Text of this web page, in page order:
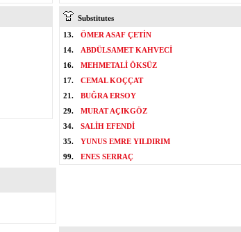
Substitutes
13.
ÖMER ASAF ÇETİN
14.
ABDÜLSAMET KAHVECİ
16.
MEHMETALİ ÖKSÜZ
17.
CEMAL KOÇÇAT
21.
BUĞRA ERSOY
29.
MURAT AÇIKGÖZ
34.
SALİH EFENDİ
35.
YUNUS EMRE YILDIRIM
99.
ENES SERRAÇ